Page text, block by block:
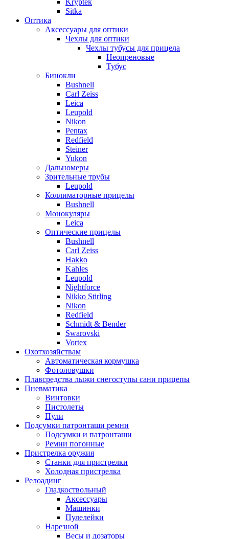
Kryptek
Sitka
Оптика
Аксессуары для оптики
Чехлы для оптики
Чехлы тубусы для прицела
Неопреновые
Тубус
Бинокли
Bushnell
Carl Zeiss
Leica
Leupold
Nikon
Pentax
Redfield
Steiner
Yukon
Дальномеры
Зрительные трубы
Leupold
Коллиматорные прицелы
Bushnell
Монокуляры
Leica
Оптические прицелы
Bushnell
Carl Zeiss
Hakko
Kahles
Leupold
Nightforce
Nikko Stirling
Nikon
Redfield
Schmidt & Bender
Swarovski
Vortex
Охотхозяйствам
Автоматическая кормушка
Фотоловушки
Плавсредства лыжи снегоступы сани прицепы
Пневматика
Винтовки
Пистолеты
Пули
Подсумки патронташи ремни
Подсумки и патронташи
Ремни погонные
Пристрелка оружия
Станки для пристрелки
Холодная пристрелка
Релоадинг
Гладкоствольный
Аксессуары
Машинки
Пулелейки
Нарезной
Весы и дозаторы